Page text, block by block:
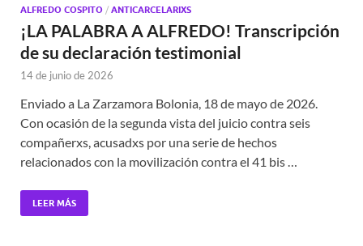
ALFREDO COSPITO / ANTICARCELARIXS
¡LA PALABRA A ALFREDO! Transcripción
de su declaración testimonial
14 de junio de 2026
Enviado a La Zarzamora Bolonia, 18 de mayo de 2026.
Con ocasión de la segunda vista del juicio contra seis
compañerxs, acusadxs por una serie de hechos
relacionados con la movilización contra el 41 bis …
LEER MÁS